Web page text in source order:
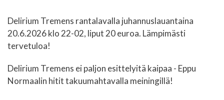
Delirium Tremens rantalavalla juhannuslauantaina
20.6.2026 klo 22-02, liput 20 euroa. Lämpimästi
tervetuloa!
Delirium Tremens ei paljon esittelyitä kaipaa - Eppu
Normaalin hitit takuumahtavalla meiningillä!